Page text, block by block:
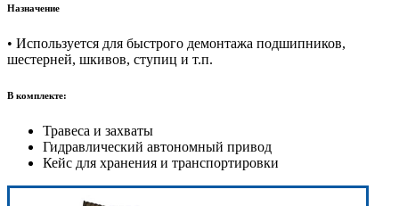
Назначение
• Используется для быстрого демонтажа подшипников,
шестерней, шкивов, ступиц и т.п.
В комплекте:
Травеса и захваты
Гидравлический автономный привод
Кейс для хранения и транспортировки